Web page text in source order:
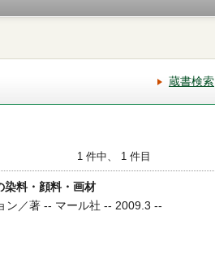
蔵書検索
1 件中、 1 件目
料・顔料・画材
ン／著 -- マール社 -- 2009.3 --